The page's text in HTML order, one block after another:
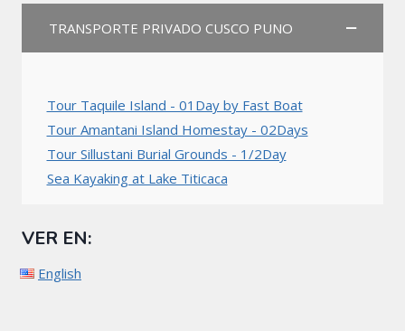
TRANSPORTE PRIVADO CUSCO PUNO
Tour Taquile Island - 01Day by Fast Boat
Tour Amantani Island Homestay - 02Days
Tour Sillustani Burial Grounds - 1/2Day
Sea Kayaking at Lake Titicaca
VER EN:
English